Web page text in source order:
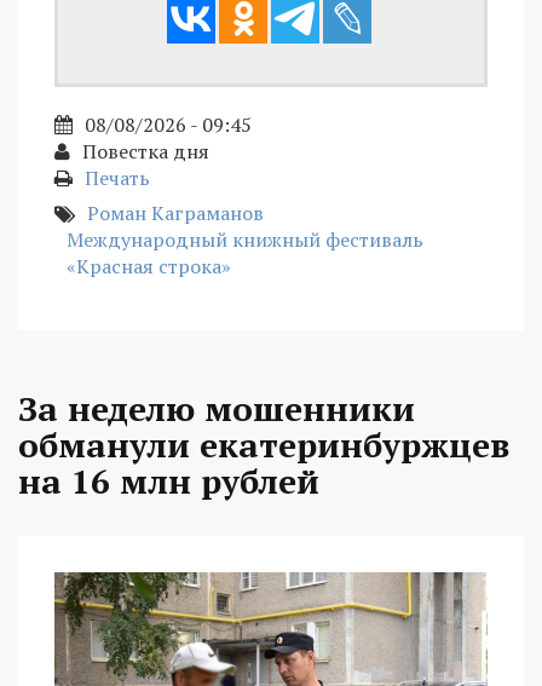
08/08/2026 - 09:45
Повестка дня
Печать
Роман Каграманов
Международный книжный фестиваль
«Красная строка»
За неделю мошенники
обманули екатеринбуржцев
на 16 млн рублей